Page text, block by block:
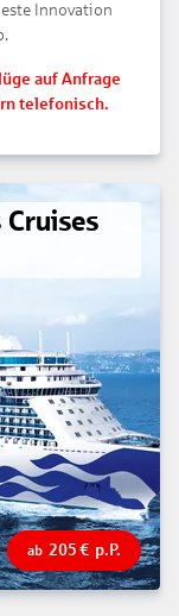
Innovation
auf Anfrage
telefonisch.
ab 205 € p.P.